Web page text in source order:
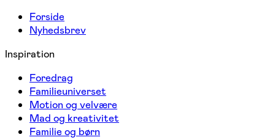
Forside
Nyhedsbrev
Inspiration
Foredrag
Familieuniverset
Motion og velvære
Mad og kreativitet
Familie og børn